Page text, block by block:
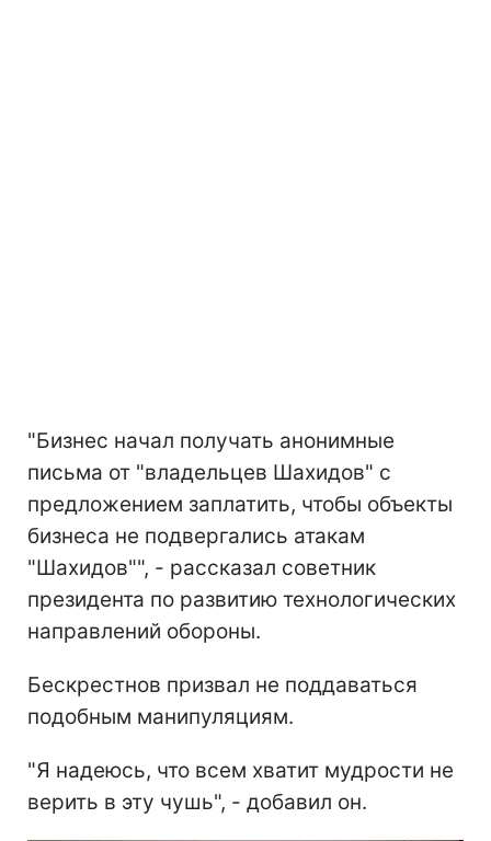
"Бизнес начал получать анонимные
письма от "владельцев Шахидов" с
предложением заплатить, чтобы объекты
бизнеса не подвергались атакам
"Шахидов"", - рассказал советник
президента по развитию технологических
направлений обороны.
Бескрестнов призвал не поддаваться
подобным манипуляциям.
"Я надеюсь, что всем хватит мудрости не
верить в эту чушь", - добавил он.